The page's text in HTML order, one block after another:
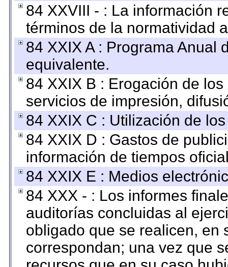
84 XXVIII - : La información
términos de la normatividad
84 XXIX A : Programa Anual
equivalente.
84 XXIX B : Erogación de
servicios de impresión,
84 XXIX C : Utilización de
84 XXIX D : Gastos de
información de tiempos
84 XXIX E : Medios
84 XXX - : Los informes
auditorías concluidas al
obligado que se realicen, en
correspondan; una vez que